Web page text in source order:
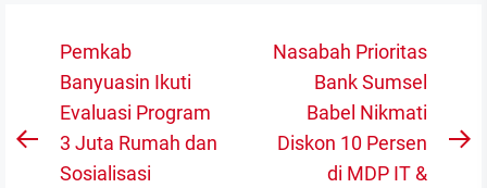
Navigasi
pos
Previous
Pemkab
Banyuasin Ikuti
Evaluasi Program
3 Juta Rumah dan
Sosialisasi
Nasabah Prioritas
Bank Sumsel
Babel Nikmati
Diskon 10 Persen
di MDP IT &